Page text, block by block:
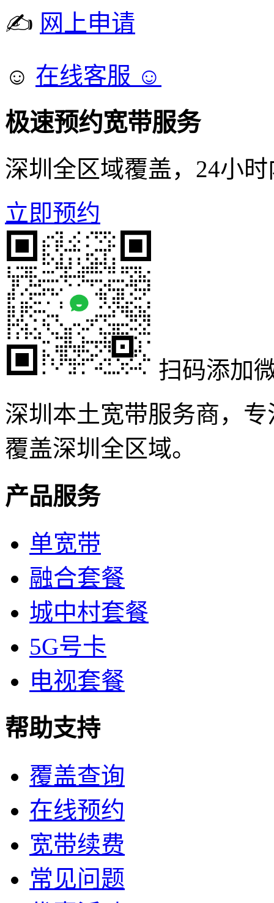
✍ 网上申请
☺ 在线客服 ☺
极速预约宽带服务
深圳全区域覆盖，24小
立即预约
扫码添加
深圳本土宽带服务商，
覆盖深圳全区域。
产品服务
单宽带
融合套餐
城中村套餐
5G号卡
电视套餐
帮助支持
覆盖查询
在线预约
宽带续费
常见问题